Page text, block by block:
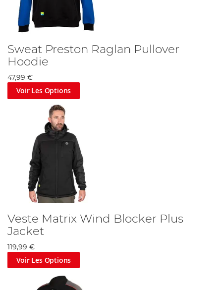
Sweat Preston Raglan Pullover
Hoodie
47,99 €
Voir Les Options
Veste Matrix Wind Blocker Plus
Jacket
119,99 €
Voir Les Options